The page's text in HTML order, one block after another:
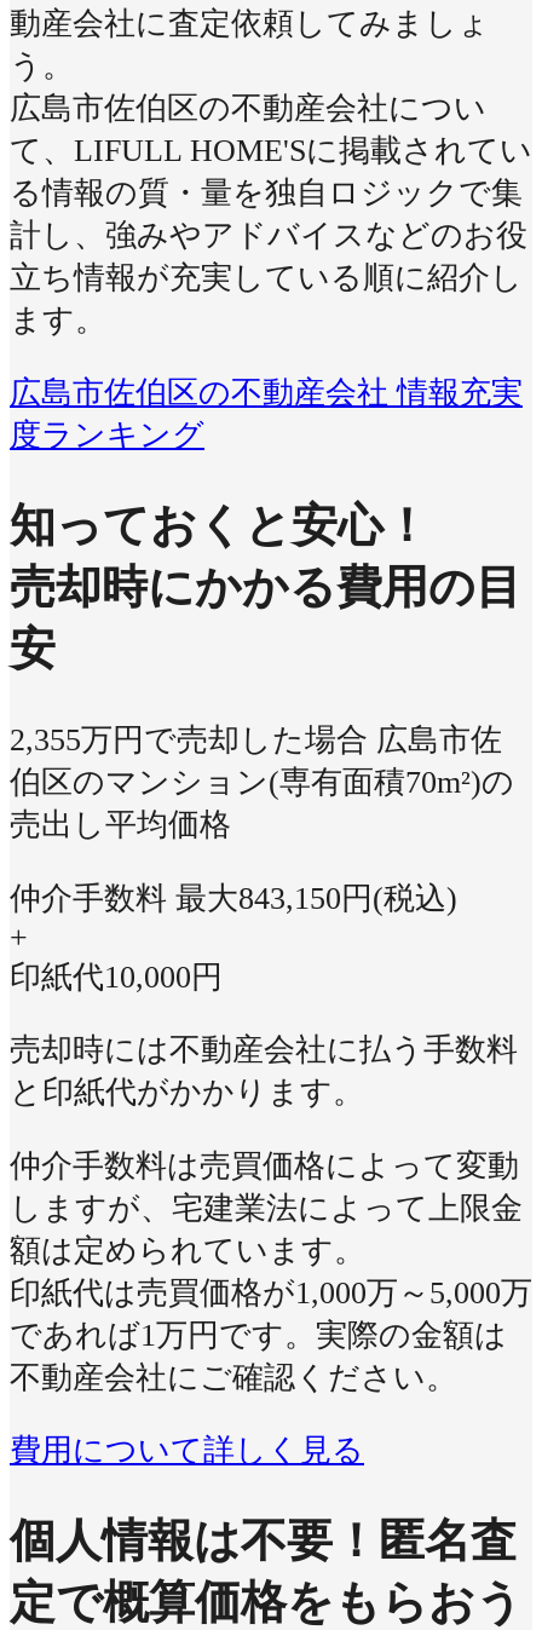
動産会社に査定依頼してみましょ
う。
広島市佐伯区の不動産会社につい
て、LIFULL HOME'Sに掲載されてい
る情報の質・量を独自ロジックで集
計し、強みやアドバイスなどのお役
立ち情報が充実している順に紹介し
ます。
広島市佐伯区の不動産会社 情報充実
度ランキング
知っておくと安心！
売却時にかかる費用の目
安
2,355万円で売却した場合 広島市佐
伯区のマンション(専有面積70m²)の
売出し平均価格
仲介手数料 最大843,150円(税込)
+
印紙代10,000円
売却時には不動産会社に払う手数料
と印紙代がかかります。
仲介手数料は売買価格によって変動
しますが、宅建業法によって上限金
額は定められています。
印紙代は売買価格が1,000万～5,000万
であれば1万円です。実際の金額は
不動産会社にご確認ください。
費用について詳しく見る
個人情報は不要！ 匿名査
定で概算価格をもらおう